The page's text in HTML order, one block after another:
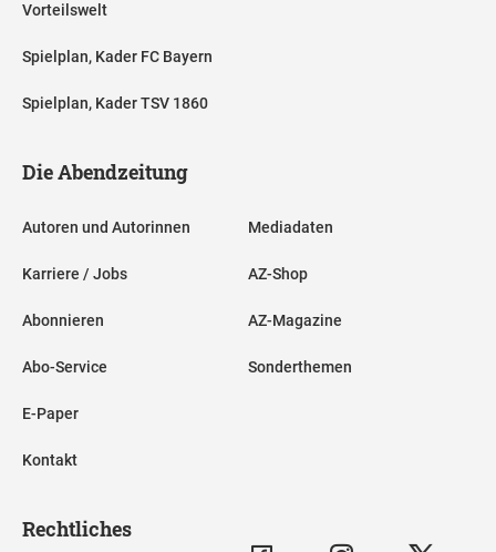
Vorteilswelt
Spielplan, Kader FC Bayern
Spielplan, Kader TSV 1860
Die Abendzeitung
Autoren und Autorinnen
Karriere / Jobs
Abonnieren
Abo-Service
E-Paper
Kontakt
Mediadaten
AZ-Shop
AZ-Magazine
Sonderthemen
Rechtliches